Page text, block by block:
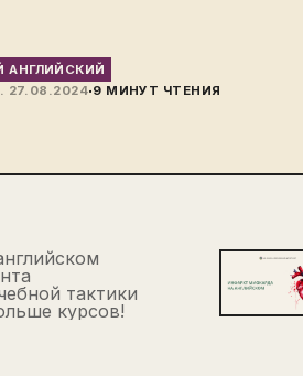
АНГЛИЙСКИЙ
27.08.2024·9 МИНУТ ЧТЕНИЯ
тактики
курсов!